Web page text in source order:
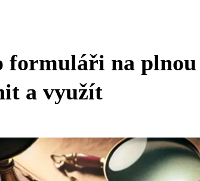
formuláři na
a využít